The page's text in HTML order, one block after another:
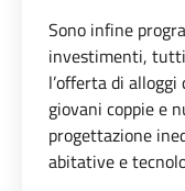
Sono infine
investimenti,
l’offerta di
giovani coppie e
progettazione
abitative e